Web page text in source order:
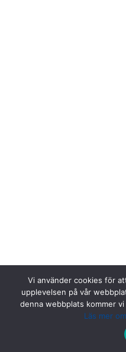
Riksstroke, Målpunkt PA rum
Vi använder cookies för
upplevelsen på vår
denna webbplats kommer
Läs mer